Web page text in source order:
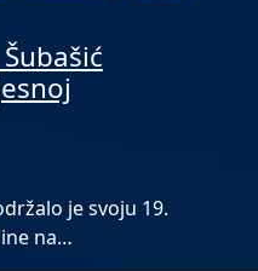
je svoju 19.
na…